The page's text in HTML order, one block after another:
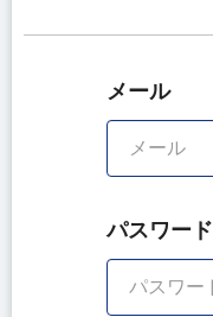
メール
パスワード